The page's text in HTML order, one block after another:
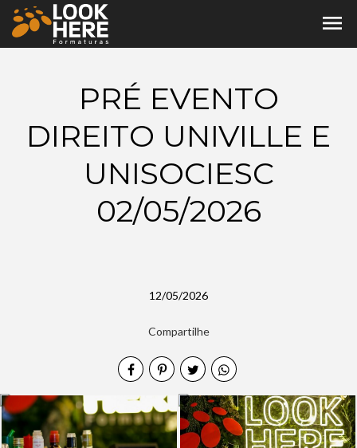
menu
PRÉ EVENTO
DIREITO UNIVILLE E
UNISOCIESC
02/05/2026
12/05/2026
Compartilhe